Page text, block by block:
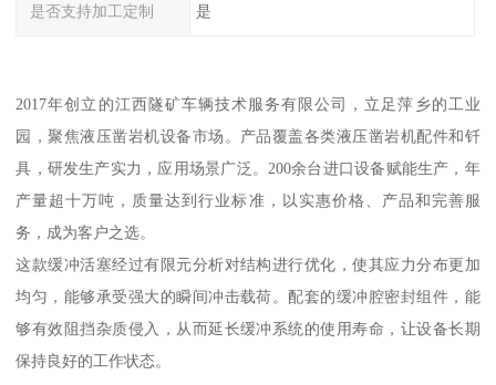
是否支持加工定制 是
2017年创立的江西隧矿车辆技术服务有限公司，立足萍乡的工业
园，聚焦液压凿岩机设备市场。产品覆盖各类液压凿岩机配件和钎
具，研发生产实力，应用场景广泛。200余台进口设备赋能生产，年
产量超十万吨，质量达到行业标准，以实惠价格、产品和完善服
务，成为客户之选。
这款缓冲活塞经过有限元分析对结构进行优化，使其应力分布更加
均匀，能够承受强大的瞬间冲击载荷。配套的缓冲腔密封组件，能
够有效阻挡杂质侵入，从而延长缓冲系统的使用寿命，让设备长期
保持良好的工作状态。